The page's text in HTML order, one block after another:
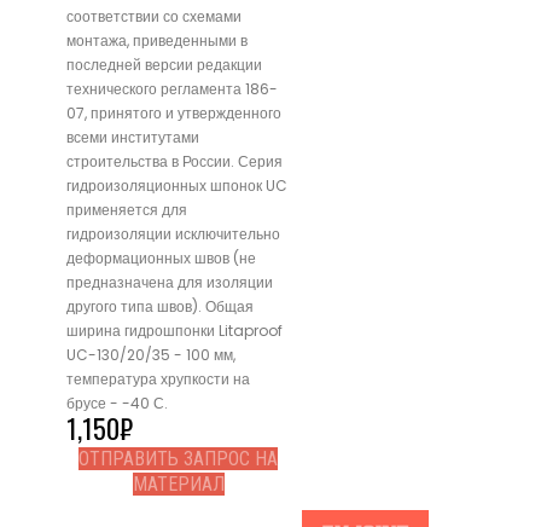
соответствии со схемами
монтажа, приведенными в
последней версии редакции
технического регламента 186-
07, принятого и утвержденного
всеми институтами
строительства в России. Серия
гидроизоляционных шпонок UC
применяется для
гидроизоляции исключительно
деформационных швов (не
предназначена для изоляции
другого типа швов). Общая
ширина гидрошпонки Litaproof
UC-130/20/35 - 100 мм,
температура хрупкости на
брусе - -40 С.
1,150₽
ОТПРАВИТЬ ЗАПРОС НА
МАТЕРИАЛ